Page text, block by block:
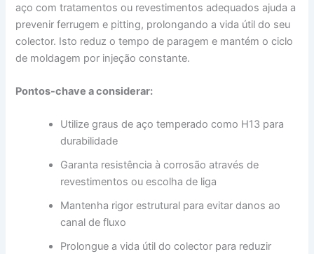
aço com tratamentos ou revestimentos adequados ajuda a
prevenir ferrugem e pitting, prolongando a vida útil do seu
colector. Isto reduz o tempo de paragem e mantém o ciclo
de moldagem por injeção constante.
Pontos-chave a considerar:
Utilize graus de aço temperado como H13 para
durabilidade
Garanta resistência à corrosão através de
revestimentos ou escolha de liga
Mantenha rigor estrutural para evitar danos ao
canal de fluxo
Prolongue a vida útil do colector para reduzir